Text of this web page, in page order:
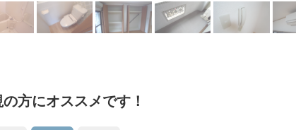
方にオススメです！